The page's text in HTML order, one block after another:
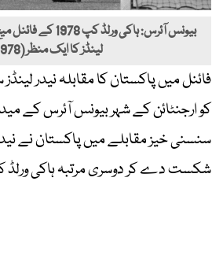
بیونس آئرس: ہاکی
لینڈز کا ایک منظر (1978)
کو ارجنٹائن کے شہر بیونس آئرس کے
شکست دے کر دوسری مرتبہ ہاکی ورلڈ